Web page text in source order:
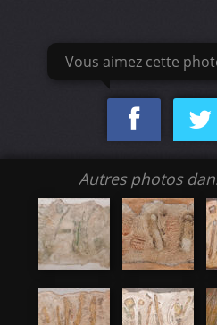
Vous aimez cette
Autres photos